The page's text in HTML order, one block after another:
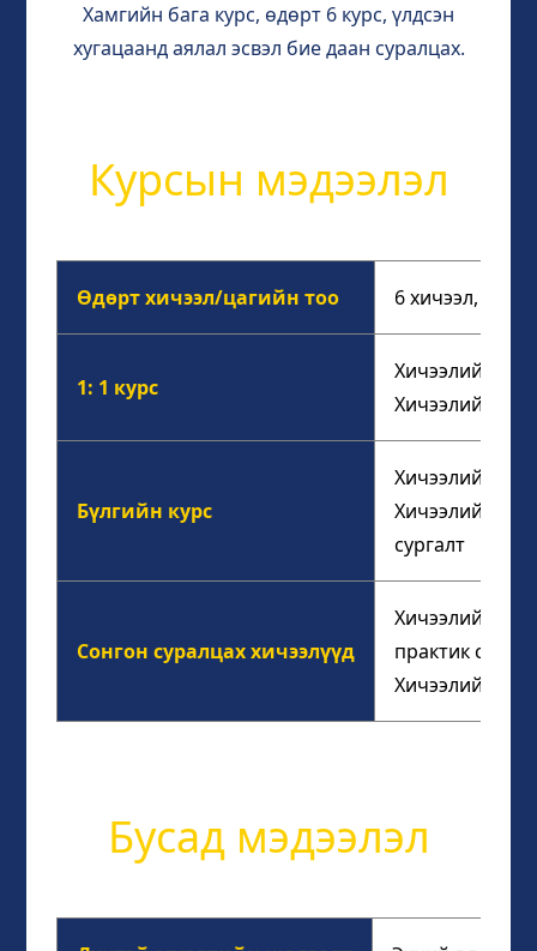
Хамгийн бага курс, өдөрт 6 курс, үлдсэн
хугацаанд аялал эсвэл бие даан суралцах.
Курсын мэдээлэл
Өдөрт хичээл/цагийн тоо 6 хичээл,
1: 1 курс
Хичээлийн
Хичээлийн
Бүлгийн курс
Хичээлийн
Хичээлийн
сургалт
Сонгон суралцах хичээлүүд
Хичээлийн
практик
Хичээлийн
Бусад мэдээлэл